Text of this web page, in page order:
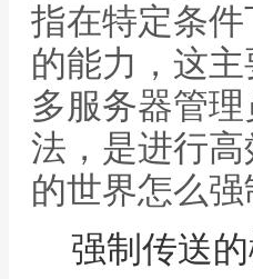
指在特定条
的能力，这
多服务器管
法，是进行
的世界怎么
强制传送